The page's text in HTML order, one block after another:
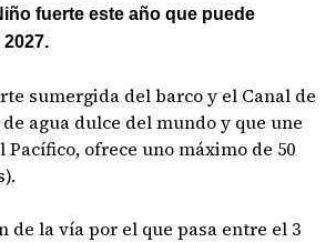
fuerte este año que puede
sumergida del barco y el Canal de
agua dulce del mundo y que une
Pacífico, ofrece uno máximo de 50
de la vía por el que pasa entre el 3